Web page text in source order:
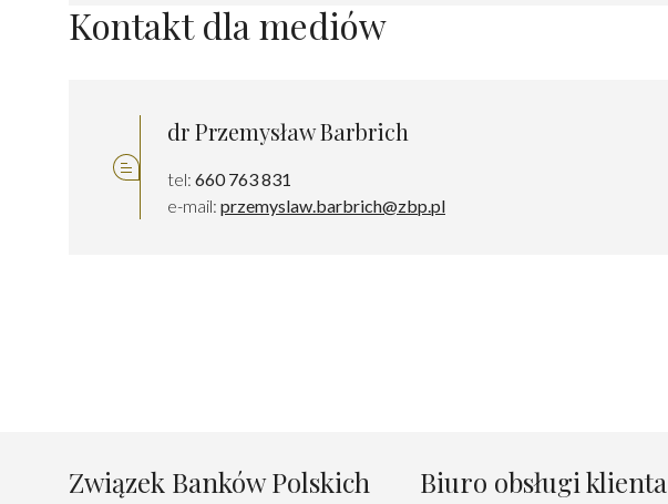
Kontakt dla mediów
dr Przemysław Barbrich
tel: 660 763 831
e-mail: przemyslaw.barbrich@zbp.pl
Związek Banków Polskich Biuro obsługi klienta